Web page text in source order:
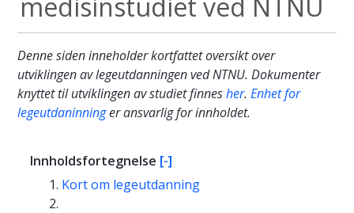
Denne siden inneholder kortfattet oversikt over
utviklingen av legeutdanningen ved NTNU. Dokumenter
knyttet til utviklingen av studiet finnesher. Enhet for
legeutdaninninger ansvarlig for innholdet.
Innholdsfortegnelse [-]
Kort om legeutdanning